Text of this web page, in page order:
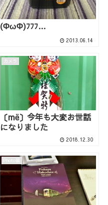
(ΦωΦ)ﾌﾌﾌ…
2013.06.14
カメラ
〔më〕今年も大変お世話
になりました
2018.12.30
Photo箱